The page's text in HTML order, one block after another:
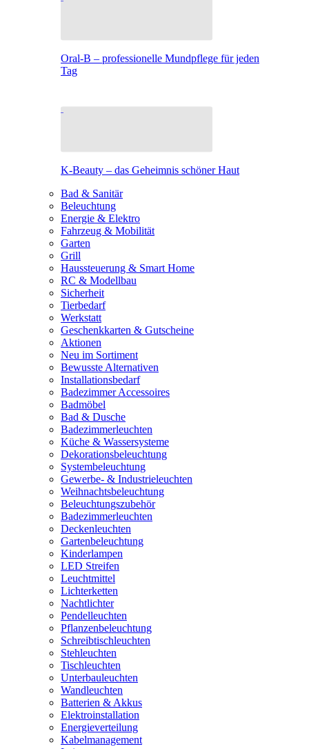
Oral-B – professionelle Mundpflege für jeden
Tag
K-Beauty – das Geheimnis schöner Haut
Bad & Sanitär
Beleuchtung
Energie & Elektro
Fahrzeug & Mobilität
Garten
Grill
Haussteuerung & Smart Home
RC & Modellbau
Sicherheit
Tierbedarf
Werkstatt
Geschenkkarten & Gutscheine
Aktionen
Neu im Sortiment
Bewusste Alternativen
Installationsbedarf
Badezimmer Accessoires
Badmöbel
Bad & Dusche
Badezimmerleuchten
Küche & Wassersysteme
Dekorationsbeleuchtung
Systembeleuchtung
Gewerbe- & Industrieleuchten
Weihnachtsbeleuchtung
Beleuchtungszubehör
Badezimmerleuchten
Deckenleuchten
Gartenbeleuchtung
Kinderlampen
LED Streifen
Leuchtmittel
Lichterketten
Nachtlichter
Pendelleuchten
Pflanzenbeleuchtung
Schreibtischleuchten
Stehleuchten
Tischleuchten
Unterbauleuchten
Wandleuchten
Batterien & Akkus
Elektroinstallation
Energieverteilung
Kabelmanagement